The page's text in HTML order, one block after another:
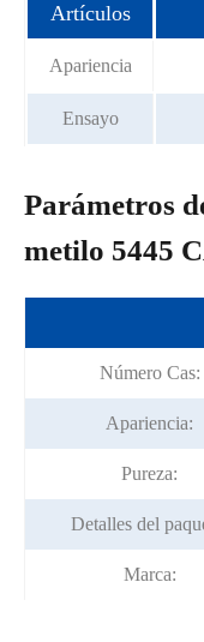
Artículos
Apariencia
Ensayo
Parámetros
metilo 5445
Número Cas:
Apariencia:
Pureza:
Detalles del
Marca: